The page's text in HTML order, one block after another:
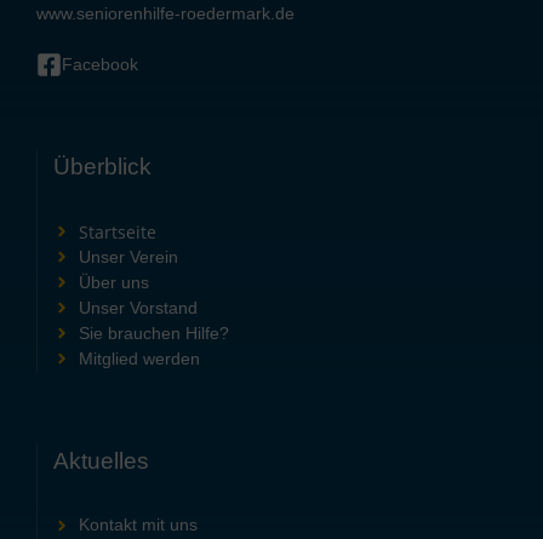
www.seniorenhilfe-roedermark.de
Facebook
Überblick
Startseite
Unser Verein
Über uns
Unser Vorstand
Sie brauchen Hilfe?
Mitglied werden
Aktuelles
Kontakt mit uns